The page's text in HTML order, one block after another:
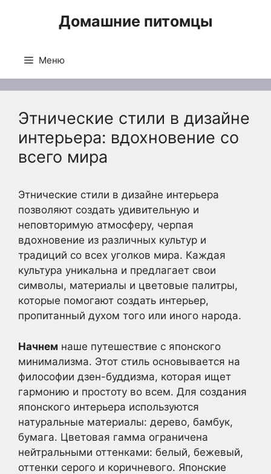
Домашние питомцы
Меню
Этнические стили в дизайне
интерьера: вдохновение со
всего мира
Этнические стили в дизайне интерьера
позволяют создать удивительную и
неповторимую атмосферу, черпая
вдохновение из различных культур и
традиций со всех уголков мира. Каждая
культура уникальна и предлагает свои
символы, материалы и цветовые палитры,
которые помогают создать интерьер,
пропитанный духом того или иного народа.
Начнем наше путешествие с японского
минимализма. Этот стиль основывается на
философии дзен-буддизма, которая ищет
гармонию и простоту во всем. Для создания
японского интерьера используются
натуральные материалы: дерево, бамбук,
бумага. Цветовая гамма ограничена
нейтральными оттенками: белый, бежевый,
оттенки серого и коричневого. Японские